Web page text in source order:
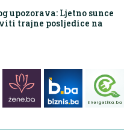
upozorava: Ljetno sunce
trajne posljedice na